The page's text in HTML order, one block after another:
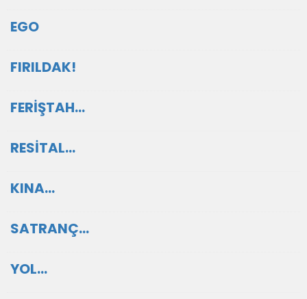
EGO
FIRILDAK!
FERİŞTAH…
RESİTAL…
KINA…
SATRANÇ…
YOL…